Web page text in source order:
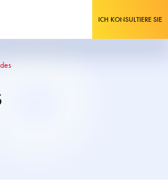
ICH KONSULTIERE SIE